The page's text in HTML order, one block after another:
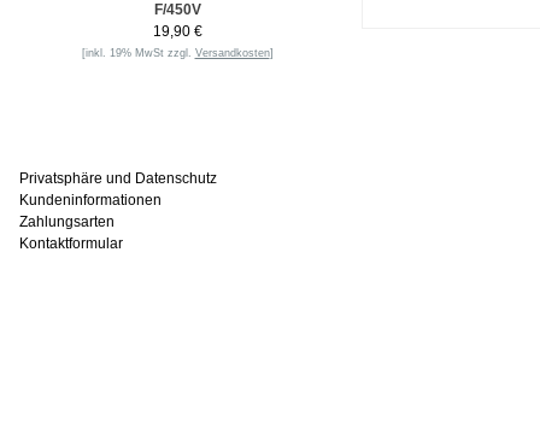
F/450V
19,90 €
[inkl. 19% MwSt zzgl. Versandkosten]
Privatsphäre und Datenschutz
Kundeninformationen
Zahlungsarten
Kontaktformular